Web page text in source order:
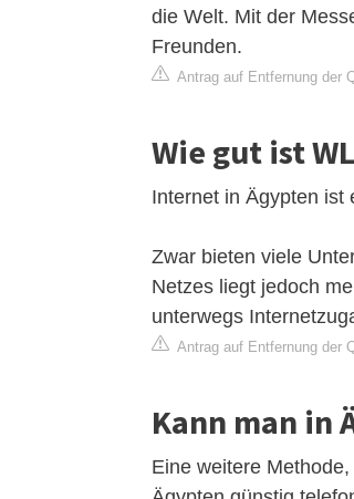
die Welt. Mit der
Freunden.
Antrag auf Entfernung der
Wie gut ist
Internet in Ägypten ist
Zwar bieten viele
Netzes liegt jedoch
unterwegs
Antrag auf Entfernung der
Kann man in
Eine weitere